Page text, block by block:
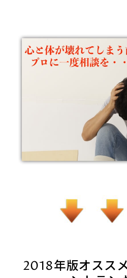
2018年版オスス